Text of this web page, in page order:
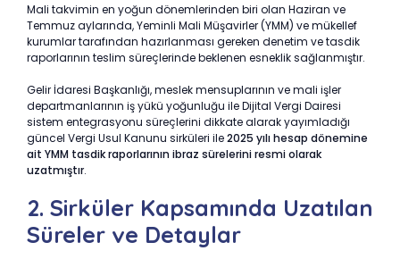
Mali takvimin en yoğun dönemlerinden biri olan Haziran ve
Temmuz aylarında, Yeminli Mali Müşavirler (YMM) ve mükellef
kurumlar tarafından hazırlanması gereken denetim ve tasdik
raporlarının teslim süreçlerinde beklenen esneklik sağlanmıştır.
Gelir İdaresi Başkanlığı, meslek mensuplarının ve mali işler
departmanlarının iş yükü yoğunluğu ile Dijital Vergi Dairesi
sistem entegrasyonu süreçlerini dikkate alarak yayımladığı
güncel Vergi Usul Kanunu sirküleri ile2025 yılı hesap dönemine
ait YMM tasdik raporlarının ibraz sürelerini resmi olarak
uzatmıştır.
2. Sirküler Kapsamında Uzatılan
Süreler ve Detaylar